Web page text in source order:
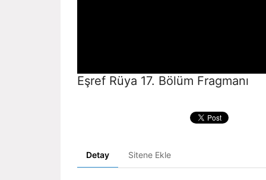
Eşref Rüya 17. Bölüm Fragmanı
Detay Sitene Ekle